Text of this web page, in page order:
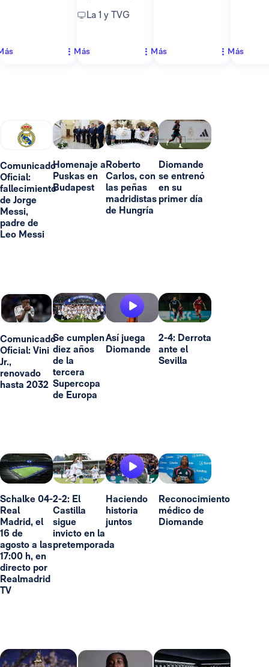
La 1 y TVG
Más Más Más
Comunicado
Oficial:
fallecimiento
de Jorge
Messi,
padre de
Leo Messi
Homenaje a
Puskas en
Budapest
Roberto
Carlos, con
las peñas
madridistas
de Hungría
Diomande
se entrenó
en su
primer día
Comunicado
Oficial: Vini
Jr.,
renovado
hasta 2032
Se cumplen
diez años
de la
tercera
Supercopa
de Europa
Así juega
Diomande
2-4: Derrota
ante el
Sevilla
Schalke 04-
Real
Madrid, el
16 de
agosto a las
17:00 h, en
directo por
Realmadrid
TV
2-2: El
Castilla
sigue
invicto en la
pretemporada
Haciendo
historia
juntos
Reconocimiento
médico de
Diomande